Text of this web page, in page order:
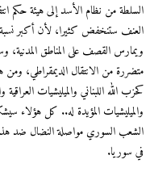
من نظام الأسد إلى هيئة حكم
ستنخفض كثيرا، لأن أكبر نسبة من
القصف على المناطق المدنية،
من الانتقال الديمقراطي، ومن
الله اللبناني والميليشيات العراقية
المؤيدة له.. كل هؤلاء سيشكلون
السوري مواصلة النضال ضد هذه